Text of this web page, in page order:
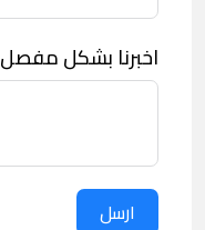
اخبرنا بشكل مفصل
ارسل